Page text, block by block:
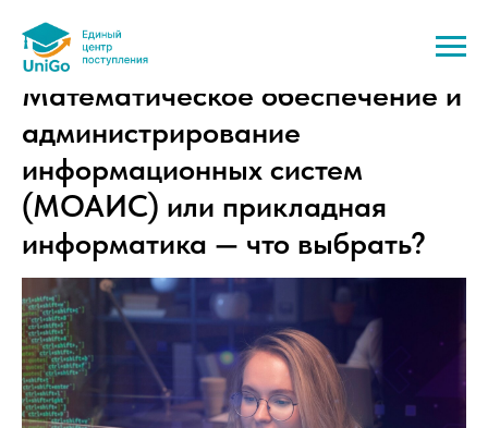
Математическое обеспечение и
администрирование
информационных систем
(МОАИС) или прикладная
информатика — что выбрать?